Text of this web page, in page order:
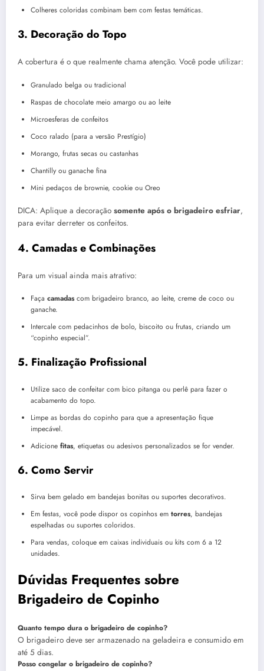
Colheres coloridas combinam bem com festas temáticas.
3. Decoração do Topo
A cobertura é o que realmente chama atenção. Você pode utilizar:
Granulado belga ou tradicional
Raspas de chocolate meio amargo ou ao leite
Microesferas de confeitos
Coco ralado (para a versão Prestígio)
Morango, frutas secas ou castanhas
Chantilly ou ganache fina
Mini pedaços de brownie, cookie ou Oreo
DICA: Aplique a decoração somente após o brigadeiro esfriar,
para evitar derreter os confeitos.
4. Camadas e Combinações
Para um visual ainda mais atrativo:
Faça camadascom brigadeiro branco, ao leite, creme de coco ou
ganache.
Intercale com pedacinhos de bolo, biscoito ou frutas, criando um
“copinho especial”.
5. Finalização Profissional
Utilize saco de confeitar com bico pitanga ou perlê para fazer o
acabamento do topo.
Limpe as bordas do copinho para que a apresentação fique
impecável.
Adicione fitas, etiquetas ou adesivos personalizados se for vender.
6. Como Servir
Sirva bem gelado em bandejas bonitas ou suportes decorativos.
Em festas, você pode dispor os copinhos em torres, bandejas
espelhadas ou suportes coloridos.
Para vendas, coloque em caixas individuais ou kits com 6 a 12
unidades.
Dúvidas Frequentes sobre
Brigadeiro de Copinho
Quanto tempo dura o brigadeiro de copinho?
O brigadeiro deve ser armazenado na geladeira e consumido em
até 5 dias.
Posso congelar o brigadeiro de copinho?